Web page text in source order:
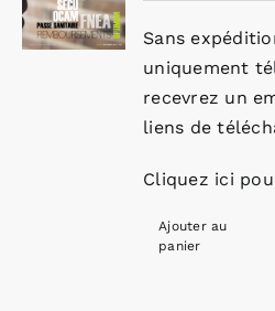
Sans
uniquement
recevrez un
liens de
Cliquez ici
Ajouter au
panier